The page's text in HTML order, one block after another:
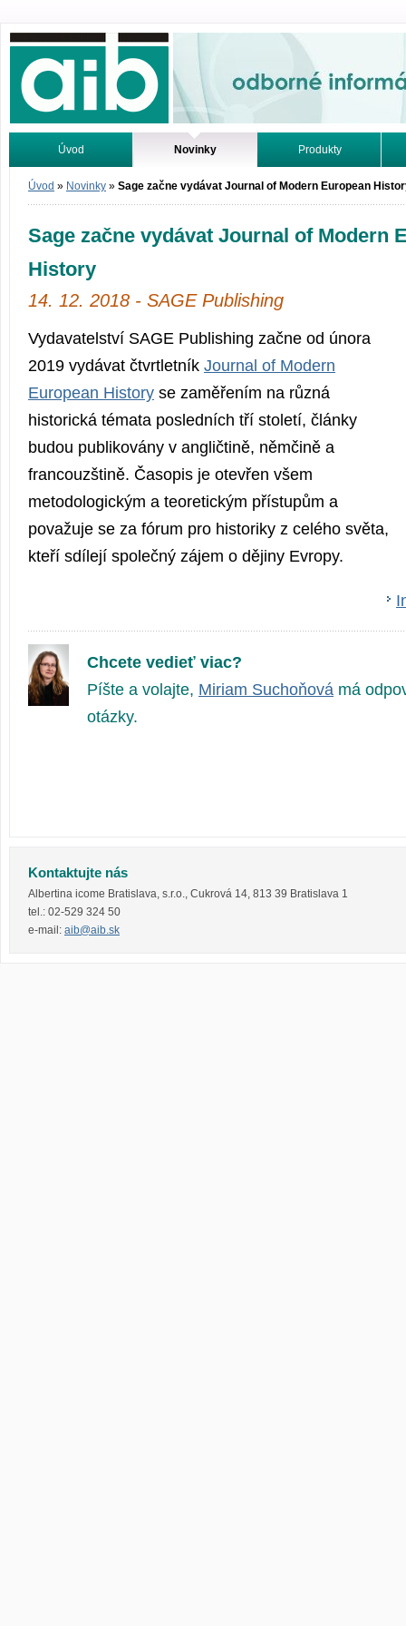
Odborné informácie. Online.
Úvod Novinky Produkty
Vyhľadávanie Tutoriály
Úvod » Novinky » Sage začne vydávat Journal of Modern European
Sage začne vydávat Journal of Modern
History
14. 12. 2018 - SAGE Publishing
Vydavatelství SAGE Publishing začne od února
2019 vydávat čtvrtletník Journal of Modern
European History se zaměřením na různá
historická témata posledních tří století, články
budou publikovány v angličtině, němčině a
francouzštině. Časopis je otevřen všem
metodologickým a teoretickým přístupům a
považuje se za fórum pro historiky z celého světa,
kteří sdílejí společný zájem o dějiny Evropy.
Chcete vedieť viac?
Píšte a volajte, Miriam Suchoňová má
otázky.
Kontaktujte nás
Albertina icome Bratislava, s.r.o. Cukrová 14 813 39 Bratislava 1
tel.: 02-529 324 50
e-mail: aib@aib.sk